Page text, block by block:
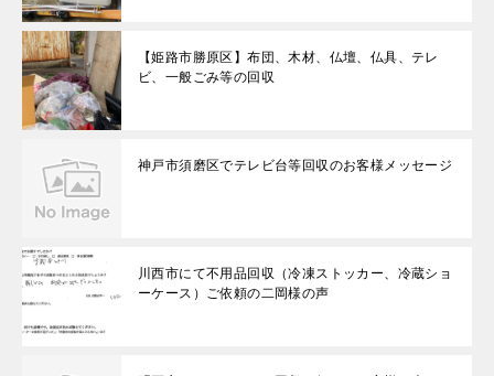
【姫路市勝原区】布団、木材、仏壇、仏具、テレ
ビ、一般ごみ等の回収
神戸市須磨区でテレビ台等回収のお客様メッセージ
川西市にて不用品回収（冷凍ストッカー、冷蔵ショ
ーケース）ご依頼の二岡様の声